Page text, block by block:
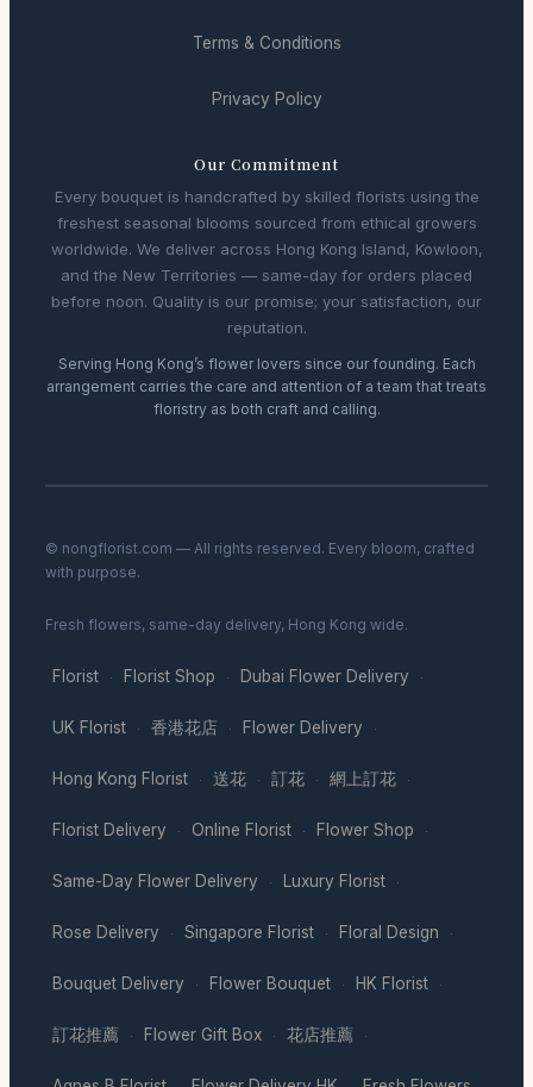
Terms & Conditions
Privacy Policy
Our Commitment
Every bouquet is handcrafted by skilled florists using the
freshest seasonal blooms sourced from ethical growers
worldwide. We deliver across Hong Kong Island, Kowloon,
and the New Territories — same-day for orders placed
before noon. Quality is our promise; your satisfaction, our
reputation.
Serving Hong Kong’s flower lovers since our founding. Each
arrangement carries the care and attention of a team that treats
floristry as both craft and calling.
© nongflorist.com — All rights reserved. Every bloom, crafted
with purpose.
Fresh flowers, same-day delivery, Hong Kong wide.
Florist · Florist Shop · Dubai Flower Delivery ·
UK Florist · 香港花店 · Flower Delivery ·
Hong Kong Florist · 送花 · 訂花 · 網上訂花 ·
Florist Delivery · Online Florist · Flower Shop ·
Same-Day Flower Delivery · Luxury Florist ·
Rose Delivery · Singapore Florist · Floral Design ·
Bouquet Delivery · Flower Bouquet · HK Florist ·
訂花推薦 · Flower Gift Box · 花店推薦 ·